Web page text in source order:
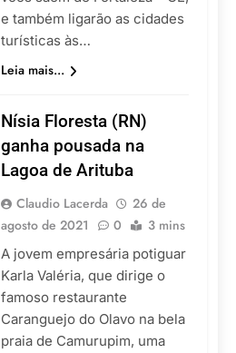
e também ligarão as cidades
turísticas às…
Leia mais...
Nísia Floresta (RN)
ganha pousada na
Lagoa de Arituba
Claudio Lacerda
26 de
agosto de 2021
0 3 mins
A jovem empresária potiguar
Karla Valéria, que dirige o
famoso restaurante
Caranguejo do Olavo na bela
praia de Camurupim, uma